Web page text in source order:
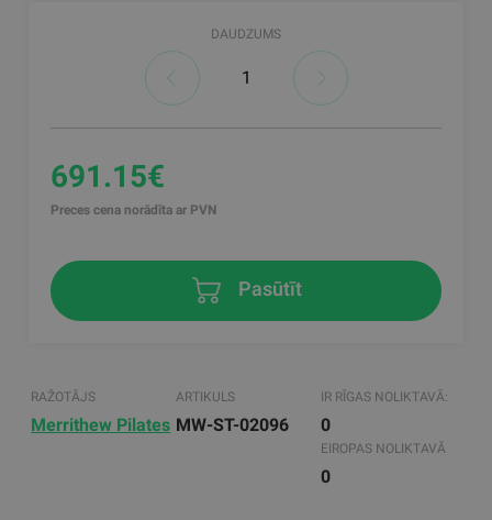
DAUDZUMS
691.15€
Preces cena norādīta ar PVN
Pasūtīt
RAŽOTĀJS
Merrithew Pilates
ARTIKULS
MW-ST-02096
IR RĪGAS NOLIKTAVĀ:
0
EIROPAS NOLIKTAVĀ
0